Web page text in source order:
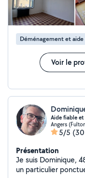
Déménagement et
Voir le
Aide fiable
Angers
5/5
Présentation
Je suis Dominique,
un particulier